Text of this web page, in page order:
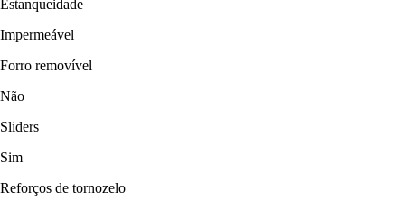
Estanqueidade
Impermeável
Forro removível
Não
Sliders
Sim
Reforços de tornozelo